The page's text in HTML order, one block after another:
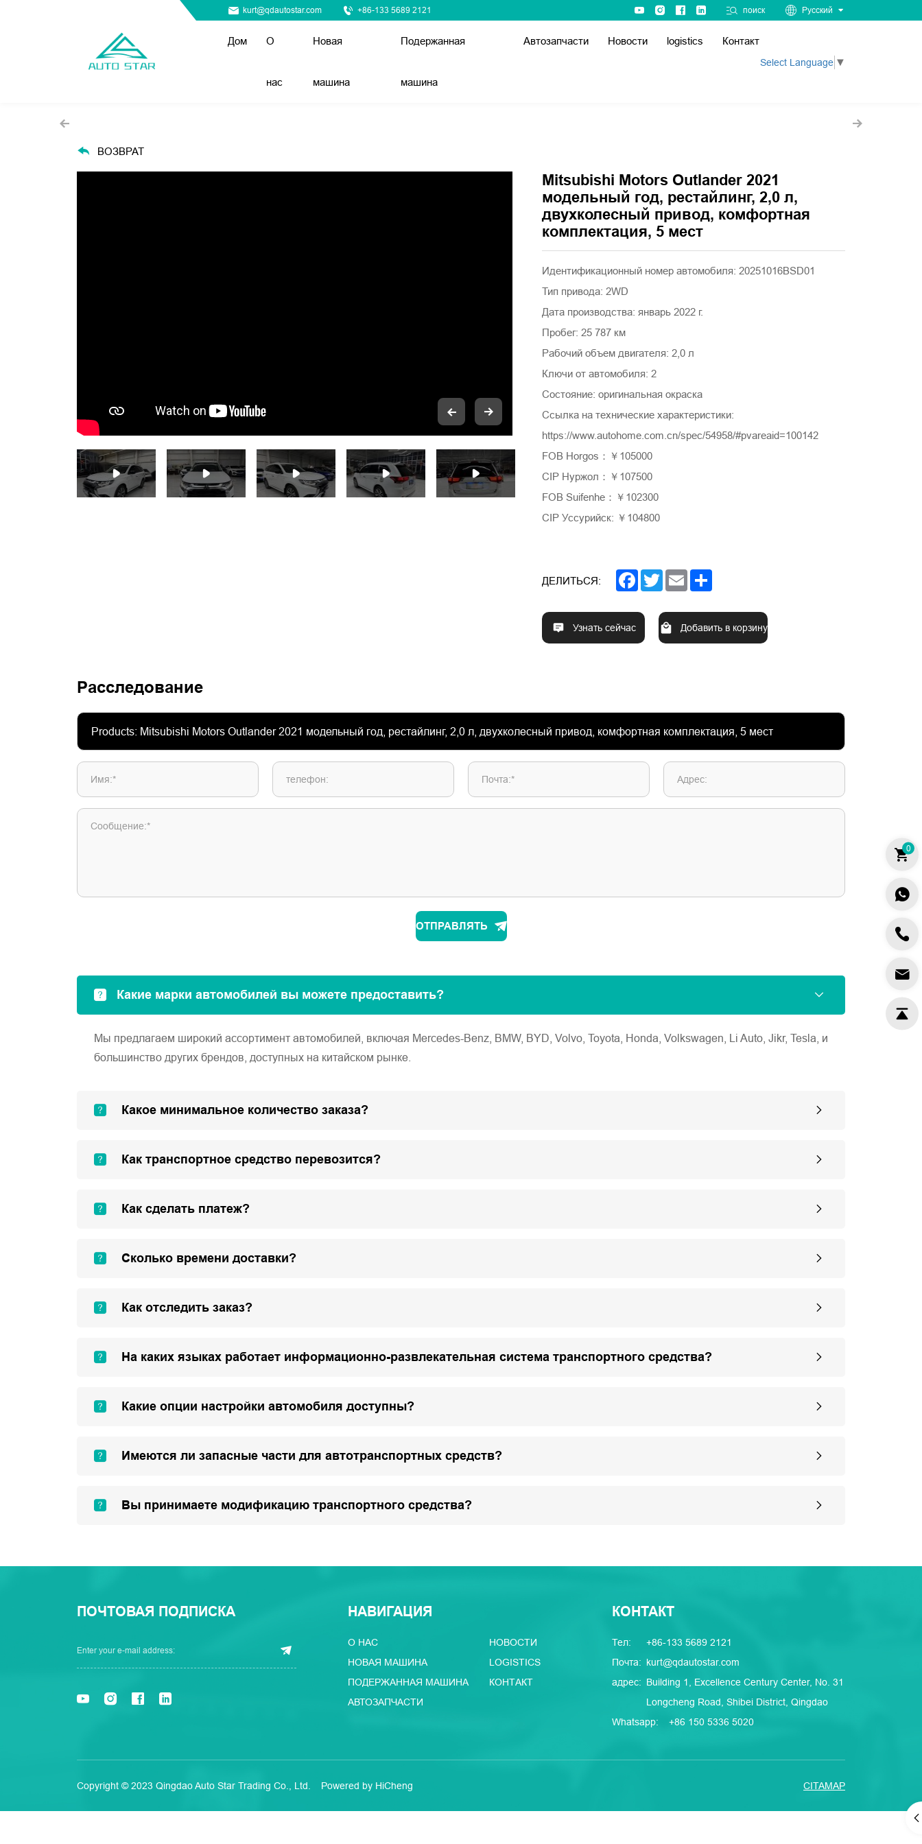
kurt@qdautostar.com +86-133 5689 2121 поиск Русский
Дом О
нас
Новая
машина
Подержанная
машина
Автозапчасти Новости logistics Контакт
Select Language ▼
ВОЗВРАТ
Mitsubishi Motors Outlander 2021
модельный год, рестайлинг, 2,0 л,
двухколесный привод, комфортная
комплектация, 5 мест
Идентификационный номер автомобиля: 20251016BSD01
Тип привода: 2WD
Дата производства: январь 2022 г.
Пробег: 25 787 км
Рабочий объем двигателя: 2,0 л
Ключи от автомобиля: 2
Состояние: оригинальная окраска
Ссылка на технические характеристики:
https://www.autohome.com.cn/spec/54958/#pvareaid=100142
FOB Horgos：￥105000
CIP Нуржол：￥107500
FOB Suifenhe：￥102300
CIP Уссурийск: ￥104800
ДЕЛИТЬСЯ: Facebook
TwitterEmail
Узнать сейчас Добавить в корзину
Расследование
Имя:* телефон: Почта:* Адрес:
Сообщение:*
ОТПРАВЛЯТЬ
Какие марки автомобилей вы можете предоставить?
Мы предлагаем широкий ассортимент автомобилей, включая Mercedes-Benz, BMW, BYD, Volvo, Toyota, Honda, Volkswagen, Li Auto, Jikr, Tesla, и
большинство других брендов, доступных на китайском рынке.
Какое минимальное количество заказа?
Как транспортное средство перевозится?
Как сделать платеж?
Сколько времени доставки?
Как отследить заказ?
На каких языках работает информационно-развлекательная система транспортного средства?
Какие опции настройки автомобиля доступны?
Имеются ли запасные части для автотранспортных средств?
Вы принимаете модификацию транспортного средства?
ПОЧТОВАЯ ПОДПИСКА НАВИГАЦИЯ
О НАС
НОВАЯ МАШИНА
ПОДЕРЖАННАЯ МАШИНА
АВТОЗАПЧАСТИ
НОВОСТИ
LOGISTICS
КОНТАКТ
КОНТАКТ
Тел:
+86-133 5689 2121
Почта: kurt@qdautostar.com
адрес: Building 1, Excellence Century Center, No. 31
Longcheng Road, Shibei District, Qingdao
Whatsapp:
+86 150 5336 5020
Copyright © 2023 Qingdao Auto Star Trading Co., Ltd. Powered by HiCheng CITAMAP
0